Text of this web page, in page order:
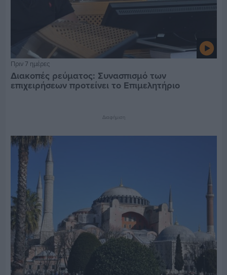
Πριν 7 ημέρες
Διακοπές ρεύματος: Συνασπισμό των
επιχειρήσεων προτείνει το Επιμελητήριο
Διαφήμιση